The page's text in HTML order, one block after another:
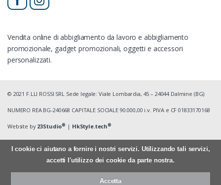
Vendita online di abbigliamento da lavoro e abbigliamento
promozionale, gadget promozionali, oggetti e accessori
personalizzati.
© 2021 F.LLI ROSSI SRL Sede legale: Viale Lombardia, 45 – 24044 Dalmine (BG)
NUMERO REA BG-240668 CAPITALE SOCIALE 90.000,00 i.v. PIVA e CF 01833170168
Website by 23Studio® | HkStyle.tech®
I cookie ci aiutano a fornire i nostri servizi. Utilizzando tali servizi,
accetti l'utilizzo dei cookie da parte nostra.
Accetta